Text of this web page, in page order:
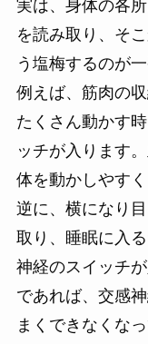
実は、身体の各
を読み取り、そ
う塩梅するのが
例えば、筋肉の
たくさん動かす
ッチが入ります
体を動かしやすく
逆に、横になり
取り、睡眠に入
神経のスイッチが
であれば、交感
まくできなくな